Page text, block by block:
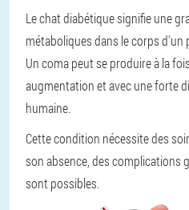
Le chat diabétique signifie une
métaboliques dans le corps
Un coma peut se produire à la
augmentation et avec une forte
humaine.
Cette condition nécessite des
son absence, des complications
sont possibles.